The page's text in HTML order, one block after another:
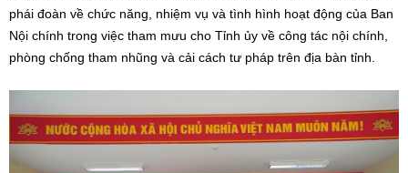
phái đoàn về chức năng, nhiệm vụ và tình hình hoạt động của Ban
Nội chính trong việc tham mưu cho Tỉnh ủy về công tác nội chính,
phòng chống tham nhũng và cải cách tư pháp trên địa bàn tỉnh.